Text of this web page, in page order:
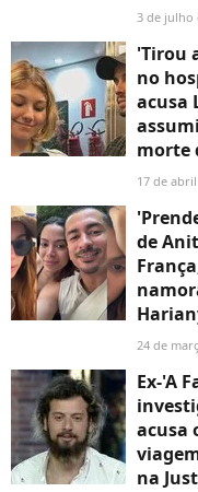
3 de julho
'Tirou
no
acusa
morte
17 de
de
24 de
Ex-'A
acusa
na